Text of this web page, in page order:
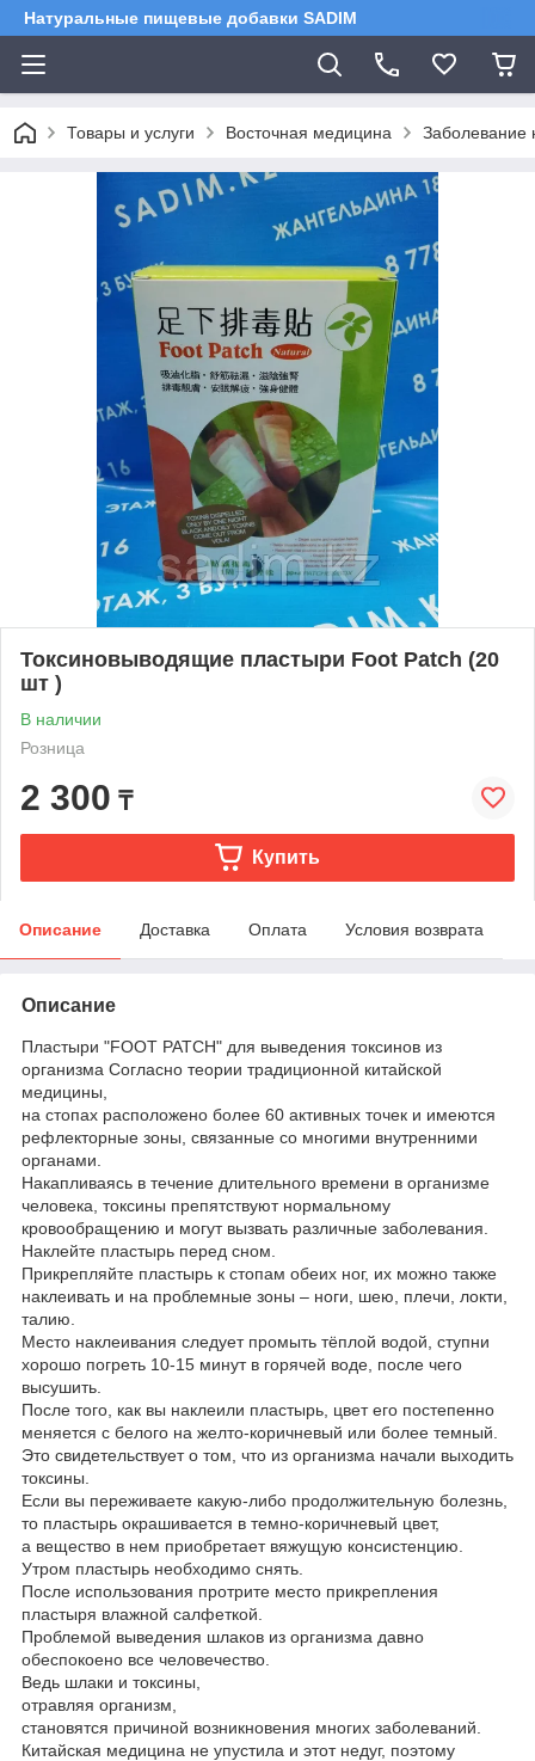
Натуральные пищевые добавки SADIM
Товары и услуги Восточная медицина Заболевание
Токсиновыводящие пластыри Foot Patch (20
шт )
В наличии
Розница
2 300 ₸
Купить
Описание Доставка Оплата Условия возврата
Описание
Пластыри "FOOT PATCH" для выведения токсинов из
организма Согласно теории традиционной китайской
медицины,
на стопах расположено более 60 активных точек и имеются
рефлекторные зоны, связанные со многими внутренними
органами.
Накапливаясь в течение длительного времени в организме
человека, токсины препятствуют нормальному
кровообращению и могут вызвать различные заболевания.
Наклейте пластырь перед сном.
Прикрепляйте пластырь к стопам обеих ног, их можно также
наклеивать и на проблемные зоны – ноги, шею, плечи, локти,
талию.
Место наклеивания следует промыть тёплой водой, ступни
хорошо погреть 10-15 минут в горячей воде, после чего
высушить.
После того, как вы наклеили пластырь, цвет его постепенно
меняется с белого на желто-коричневый или более темный.
Это свидетельствует о том, что из организма начали выходить
токсины.
Если вы переживаете какую-либо продолжительную болезнь,
то пластырь окрашивается в темно-коричневый цвет,
а вещество в нем приобретает вяжущую консистенцию.
Утром пластырь необходимо снять.
После использования протрите место прикрепления
пластыря влажной салфеткой.
Проблемой выведения шлаков из организма давно
обеспокоено все человечество.
Ведь шлаки и токсины,
отравляя организм,
становятся причиной возникновения многих заболеваний.
Китайская медицина не упустила и этот недуг, поэтому